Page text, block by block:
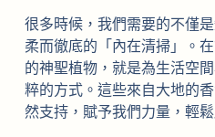
很多時候，我們需要的不僅
柔而徹底的「內在清掃」。
的神聖植物，就是為生活空
粹的方式。這些來自大地的
然支持，賦予我們力量，輕